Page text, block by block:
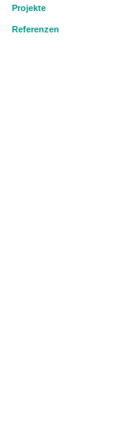
Projekte
Referenzen